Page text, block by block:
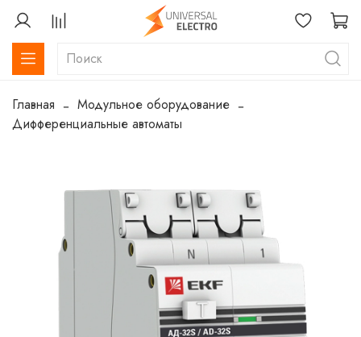
Главная
Модульное оборудование
Дифференциальные автоматы